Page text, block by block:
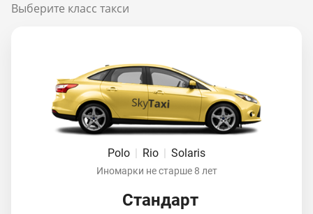
Выберите класс такси
Polo | Rio | Solaris
Иномарки не старше 8 лет
Стандарт